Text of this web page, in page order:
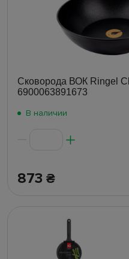
Сковорода ВОК Ringel
6900063891673
В наличии
873 ₴